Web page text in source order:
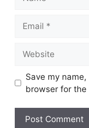
Save my
browser for the